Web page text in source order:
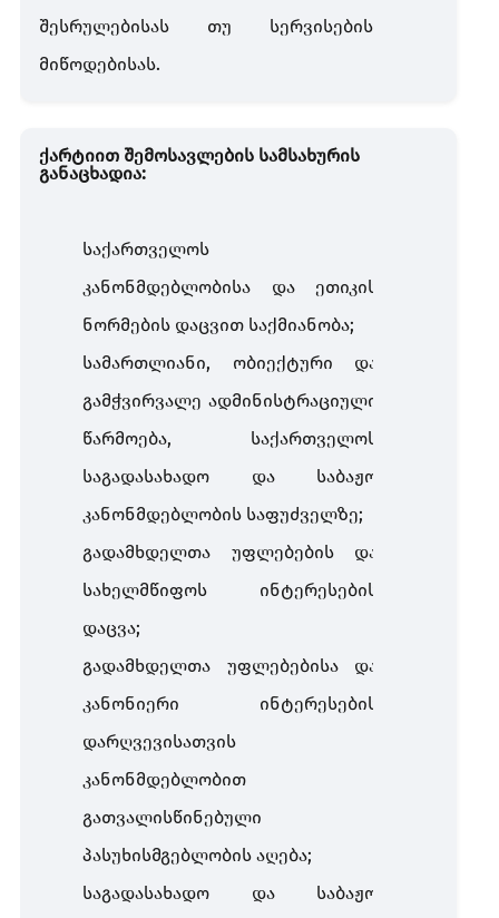
შესრულებისას თუ სერვისების
მიწოდებისას.
ქარტიით შემოსავლების სამსახურის
განაცხადია:
საქართველოს
კანონმდებლობისა და ეთიკის
ნორმების დაცვით საქმიანობა;
სამართლიანი, ობიექტური და
გამჭვირვალე ადმინისტრაციული
წარმოება, საქართველოს
საგადასახადო და საბაჟო
კანონმდებლობის საფუძველზე;
გადამხდელთა უფლებების და
სახელმწიფოს ინტერესების
დაცვა;
გადამხდელთა უფლებებისა და
კანონიერი ინტერესების
დარღვევისათვის
კანონმდებლობით
გათვალისწინებული
პასუხისმგებლობის აღება;
საგადასახადო და საბაჟო